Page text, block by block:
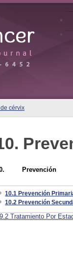
cérvix
Prevención
10.1 Prevención
10.2 Prevención
Tratamiento Por